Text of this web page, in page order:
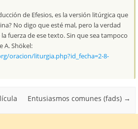
de Efesios, es la versión litúrgica que
No digo que esté mal, pero la verdad
fuerza de ese texto. Sin que sea tampoco
A. Shökel:
oracion/liturgia.php?id_fecha=2-8-
Entusiasmos comunes (fads) →